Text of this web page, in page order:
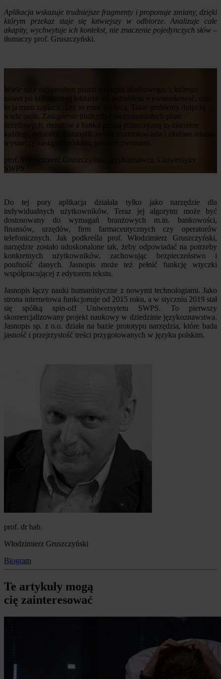
Aplikacja wskazuje trudniejsze fragmenty i proponuje zmiany, dzięki
którym przekaz staje się łatwiejszy w odbiorze. Analizuje całe
akapity, wychwytuje ich kontekst, nie znaczenie pojedynczych słów–
tłumaczy prof. Gruszczyński.
Wiele razy otrzymałem pismo z urzędu skarbowego, z którego
nawet po kilkukrotnej lekturze nie potrafiłem wywnioskować, czy
to ja mam zapłacić, czy to mnie zapłacą. Takie problemy dotyczą
wielu osób. Zastąpienie trudnych i niezrozumiałych pism
urzędowych, monitów z banku prostą polszczyzną to marzenie
każdego odbiorcy. Skomplikowane sformułowania i złożone zdania
wystarczy zastąpić krótkimi, jasnymi zwrotami.
prof. Włodzimierz Gruszczyński, językoznawca, Uniwersytet
SWPS
Do tej pory aplikacja działała tylko jako narzędzie dla
indywidualnych użytkowników. Teraz jej algorytm może być
dostosowany do wymagań branżowych m.in. bankowości,
finansów, urzędów, firm farmaceutycznych czy operatorów
telefonicznych. Jak podkreśla prof. Włodzimierz Gruszczyński,
narzędzie zostało udoskonalone tak, żeby odpowiadać na potrzeby
konkretnych użytkowników, zachowując bezpieczeństwo i
poufność danych. Jasnopis może też pełnić funkcję wtyczki
współpracującej z edytorem tekstu.
Jasnopis łączy nauki humanistyczne z nowymi technologiami. Jako
strona internetowa funkcjonuje od 2015 roku, a w styczniu 2019 stał
się spółką spin-off Uniwersytetu SWPS. To pierwszy
skomercjalizowany projekt naukowy w dziedzinie językoznawstwa.
Jasnopis sp. z o.o. działa na bazie prototypu narzędzia, które bada
jasność i przejrzystość treści przygotowanych w języku polskim.
prof. dr hab.
Włodzimierz Gruszczyński
Biogram
Te artykuły mogą
cię zainteresować